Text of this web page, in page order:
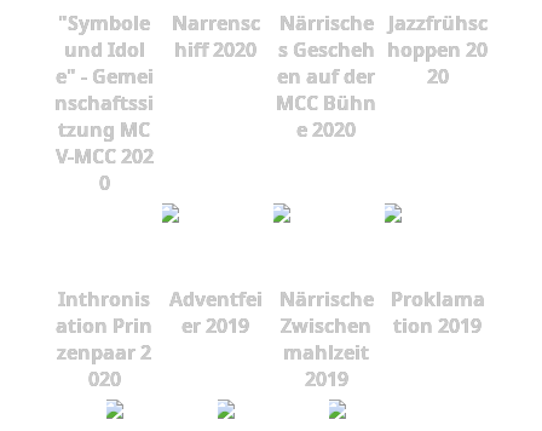
"Symbole
und Idol
e" - Gemei
nschaftssi
tzung MC
V-MCC 202
0
Narrensc
hiff 2020
Närrische
s Gescheh
en auf der
MCC Bühn
e 2020
Jazzfrühsc
hoppen 20
20
Inthronis
ation Prin
zenpaar 2
020
Adventfei
er 2019
Närrische
Zwischen
mahlzeit
2019
Proklama
tion 2019